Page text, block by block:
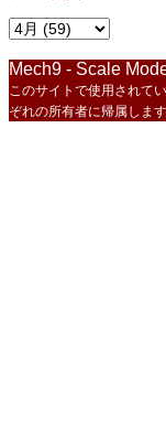
Mech9 - Scale
このサイトで使用されて
ぞれの所有者に帰属します